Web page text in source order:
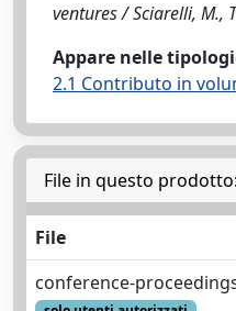
ventures / Sciarelli, M.,
Appare nelle
2.1 Contributo in
File in questo prodotto:
File
conference-